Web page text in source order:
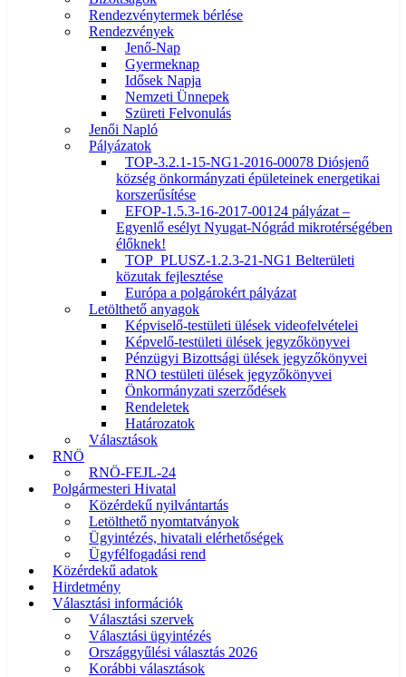
Rendezvénytermek bérlése
Rendezvények
Jenő-Nap
Gyermeknap
Idősek Napja
Nemzeti Ünnepek
Szüreti Felvonulás
Jenői Napló
Pályázatok
TOP-3.2.1-15-NG1-2016-00078 Diósjenő
község önkormányzati épületeinek energetikai
korszerűsítése
EFOP-1.5.3-16-2017-00124 pályázat –
Egyenlő esélyt Nyugat-Nógrád mikrotérségében
élőknek!
TOP_PLUSZ-1.2.3-21-NG1 Belterületi
közutak fejlesztése
Európa a polgárokért pályázat
Letölthető anyagok
Képviselő-testületi ülések videofelvételei
Képvelő-testületi ülések jegyzőkönyvei
Pénzügyi Bizottsági ülések jegyzőkönyvei
RNO testületi ülések jegyzőkönyvei
Önkormányzati szerződések
Rendeletek
Határozatok
Választások
RNÖ
RNÖ-FEJL-24
Polgármesteri Hivatal
Közérdekű nyilvántartás
Letölthető nyomtatványok
Ügyintézés, hivatali elérhetőségek
Ügyfélfogadási rend
Közérdekű adatok
Hirdetmény
Választási információk
Választási szervek
Választási ügyintézés
Országgyűlési választás 2026
Korábbi választások